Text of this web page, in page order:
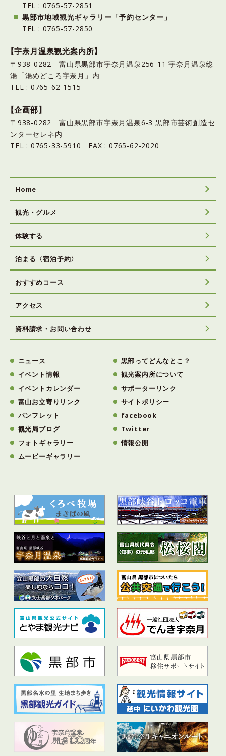
TEL : 0765-57-2851
黒部市地域観光ギャラリー「予約センター」
TEL : 0765-57-2850
【宇奈月温泉観光案内所】
〒938-0282 富山県黒部市宇奈月温泉256-11 宇奈月温泉総
湯「湯めどころ宇奈月」内
TEL : 0765-62-1515
【企画部】
〒938-0282 富山県黒部市宇奈月温泉6-3 黒部市芸術創造セ
ンターセレネ内
TEL : 0765-33-5910 FAX : 0765-62-2020
Home
観光・グルメ
体験する
泊まる〈宿泊予約〉
おすすめコース
アクセス
資料請求・お問い合わせ
ニュース
イベント情報
イベントカレンダー
富山お立寄りリンク
パンフレット
観光局ブログ
フォトギャラリー
ムービーギャラリー
黒部ってどんなとこ？
観光案内所について
サポーターリンク
サイトポリシー
facebook
Twitter
情報公開